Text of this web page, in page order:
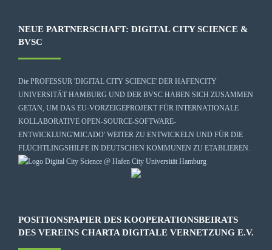
NEUE PARTNERSCHAFT: DIGITAL CITY SCIENCE &
BVSC
Die PROFESSUR 'DIGITAL CITY SCIENCE' DER HAFENCITY
UNIVERSITÄT HAMBURG UND DER BVSC HABEN SICH ZUSAMMEN
GETAN, UM DAS EU-VORZEIGEPROJEKT FÜR INTERNATIONALE
KOLLABORATIVE OPEN-SOURCE-SOFTWARE-
ENTWICKLUNG'MICADO' WEITER ZU ENTWICKELN UND FÜR DIE
FLÜCHTLINGSHILFE IN DEUTSCHEN KOMMUNEN ZU ETABLIEREN.
POSITIONSPAPIER DES KOOPERATIONSBEIRATS
DES VEREINS CHARTA DIGITALE VERNETZUNG E.V.